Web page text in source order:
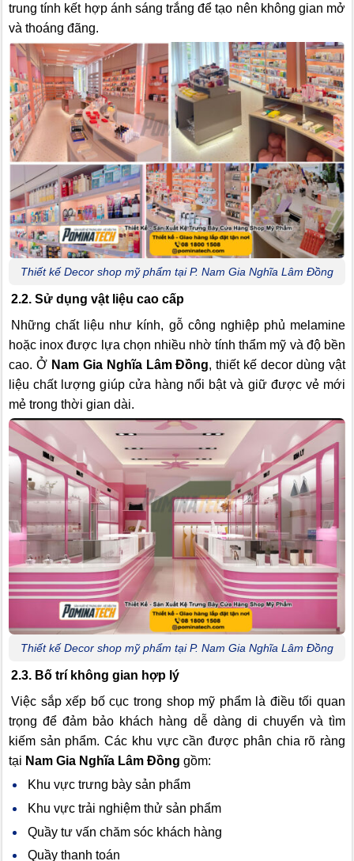
trung tính kết hợp ánh sáng trắng để tạo nên không gian mở
và thoáng đãng.
Thiết kế Decor shop mỹ phẩm tại P. Nam Gia Nghĩa Lâm Đồng
2.2. Sử dụng vật liệu cao cấp
Những chất liệu như kính, gỗ công nghiệp phủ melamine
hoặc inox được lựa chọn nhiều nhờ tính thẩm mỹ và độ bền
cao. Ở Nam Gia Nghĩa Lâm Đồng, thiết kế decor dùng vật
liệu chất lượng giúp cửa hàng nổi bật và giữ được vẻ mới
mẻ trong thời gian dài.
Thiết kế Decor shop mỹ phẩm tại P. Nam Gia Nghĩa Lâm Đồng
2.3. Bố trí không gian hợp lý
Việc sắp xếp bố cục trong shop mỹ phẩm là điều tối quan
trọng để đảm bảo khách hàng dễ dàng di chuyển và tìm
kiếm sản phẩm. Các khu vực cần được phân chia rõ ràng
tại Nam Gia Nghĩa Lâm Đồng gồm:
Khu vực trưng bày sản phẩm
Khu vực trải nghiệm thử sản phẩm
Quầy tư vấn chăm sóc khách hàng
Quầy thanh toán